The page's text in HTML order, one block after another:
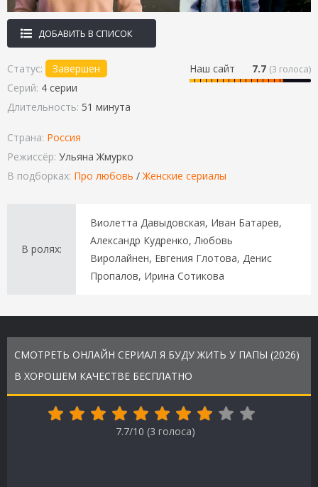
ДОБАВИТЬ В СПИСОК
Наш сайт 7.7 (3 голоса)
Статус:
Завершен
Серий: 4 серии
Длительность: 51 минута
Страна: Россия
Режиссёр: Ульяна Жмурко
В подборках: Про любовь / Женские сериалы
В ролях:
Виолетта Давыдовская, Иван Батарев,
Александр Кудренко, Любовь
Виролайнен, Евгения Глотова, Денис
Пропалов, Ирина Сотикова
СМОТРЕТЬ ОНЛАЙН СЕРИАЛ Я БУДУ ЖИТЬ У ПАПЫ (2026)
В ХОРОШЕМ КАЧЕСТВЕ БЕСПЛАТНО
7.7/10 (3 голоса)